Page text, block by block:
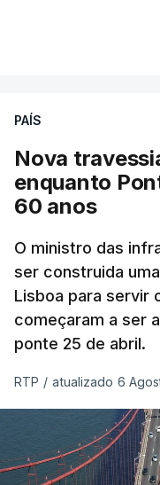
PAÍS
Nova
enquanto
60 anos
O ministro das
ser construida
Lisboa para servir
começaram a ser
ponte 25 de abril.
RTP / atualizado 6